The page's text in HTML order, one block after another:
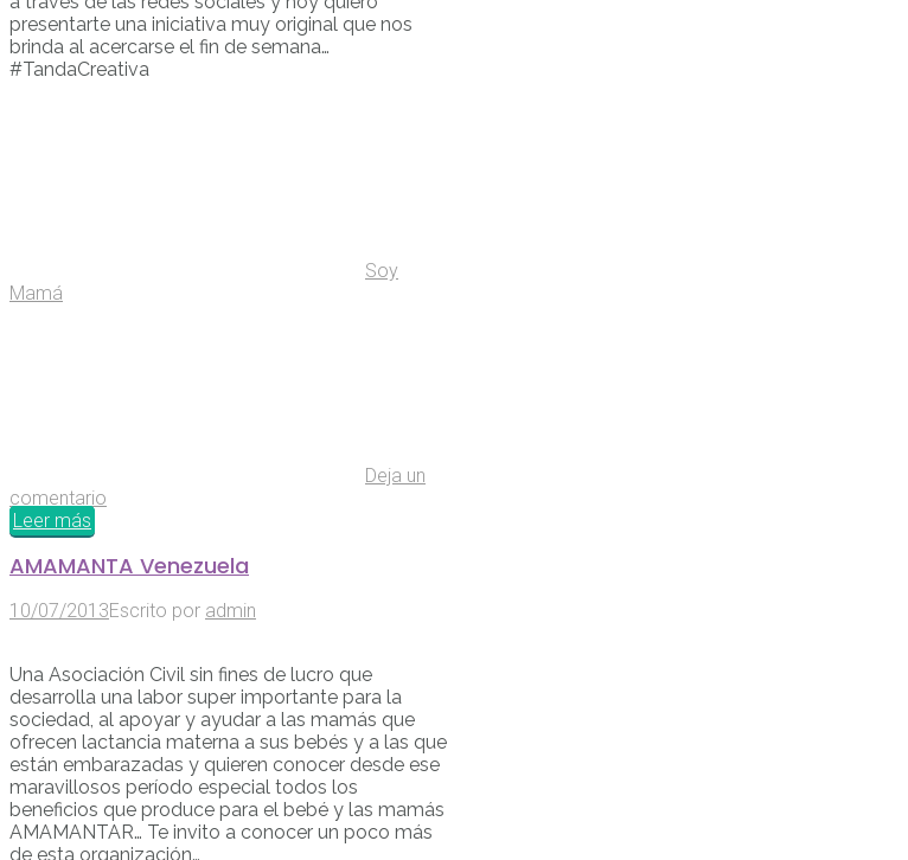
presentarte una iniciativa muy original que nos
brinda al acercarse el fin de semana…
#TandaCreativa
Soy
Mamá
Deja un
comentario
Leer más
AMAMANTA Venezuela
10/07/2013Escrito por admin
Una Asociación Civil sin fines de lucro que
desarrolla una labor super importante para la
sociedad, al apoyar y ayudar a las mamás que
ofrecen lactancia materna a sus bebés y a las que
están embarazadas y quieren conocer desde ese
maravillosos período especial todos los
beneficios que produce para el bebé y las mamás
AMAMANTAR… Te invito a conocer un poco más
de esta organización…